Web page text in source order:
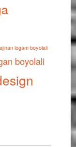
logam boyolali
boyolali